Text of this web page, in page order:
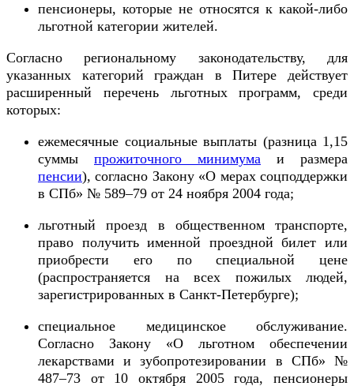
пенсионеры, которые не относятся к какой-либо
льготной категории жителей.
Согласно региональному законодательству, для
указанных категорий граждан в Питере действует
расширенный перечень льготных программ, среди
которых:
ежемесячные социальные выплаты (разница 1,15
суммы прожиточного минимума и размера
пенсии), согласно Закону «О мерах соцподдержки
в СПб» № 589–79 от 24 ноября 2004 года;
льготный проезд в общественном транспорте,
право получить именной проездной билет или
приобрести его по специальной цене
(распространяется на всех пожилых людей,
зарегистрированных в Санкт-Петербурге);
специальное медицинское обслуживание.
Согласно Закону «О льготном обеспечении
лекарствами и зубопротезировании в СПб» №
487–73 от 10 октября 2005 года, пенсионеры